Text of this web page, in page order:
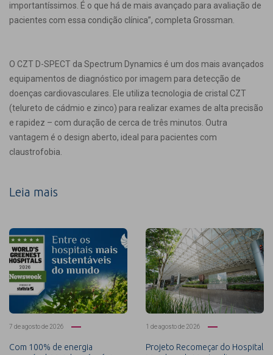
importantíssimos. É o que há de mais avançado para avaliação de
pacientes com essa condição clínica”, completa Grossman.
O CZT D-SPECT da Spectrum Dynamics é um dos mais avançados
equipamentos de diagnóstico por imagem para detecção de
doenças cardiovasculares. Ele utiliza tecnologia de cristal CZT
(telureto de cádmio e zinco) para realizar exames de alta precisão
e rapidez – com duração de cerca de três minutos. Outra
vantagem é o design aberto, ideal para pacientes com
claustrofobia.
Leia mais
7 de agosto de 2026
Com 100% de energia
1 de agosto de 2026
Projeto Recomeçar do Hospital